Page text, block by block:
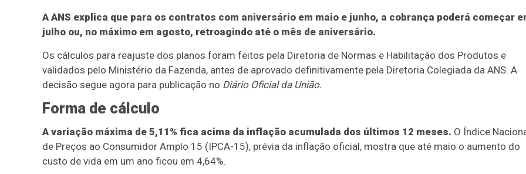
A ANS explica que para os contratos com aniversário em maio e junho, a cobrança poderá começar
julho ou, no máximo em agosto, retroagindo até o mês de aniversário.
Os cálculos para reajuste dos planos foram feitos pela Diretoria de Normas e Habilitação dos Produtos e
validados pelo Ministério da Fazenda, antes de aprovado definitivamente pela Diretoria Colegiada da ANS. A
decisão segue agora para publicação no Diário Oficial da União.
Forma de cálculo
A variação máxima de 5,11% fica acima da inflação acumulada dos últimos 12 meses. O Índice
de Preços ao Consumidor Amplo 15 (IPCA-15), prévia da inflação oficial, mostra que até maio o aumento do
custo de vida em um ano ficou em 4,64%.